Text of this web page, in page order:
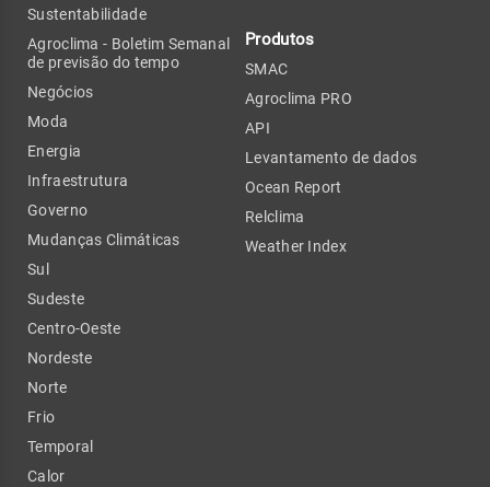
Sustentabilidade
Agroclima - Boletim Semanal
de previsão do tempo
Negócios
Moda
Energia
Infraestrutura
Governo
Mudanças Climáticas
Sul
Sudeste
Centro-Oeste
Nordeste
Norte
Frio
Temporal
Calor
Produtos
SMAC
Agroclima PRO
API
Levantamento de dados
Ocean Report
Relclima
Weather Index